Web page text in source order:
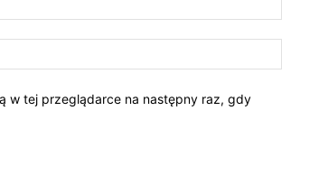
mail:*
w tej przeglądarce na następny raz, gdy